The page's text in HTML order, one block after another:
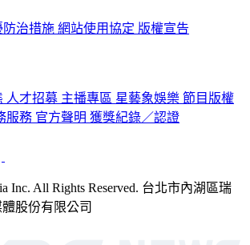
防治措施 網站使用協定 版權宣告
人才招募 主播專區 星藝象娛樂 節目版權
服務 官方聲明 獲獎紀錄／認證
Inc. All Rights Reserved. 台北市內湖區瑞
股份有限公司